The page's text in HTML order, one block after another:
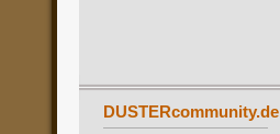
DUSTERcommunity.de